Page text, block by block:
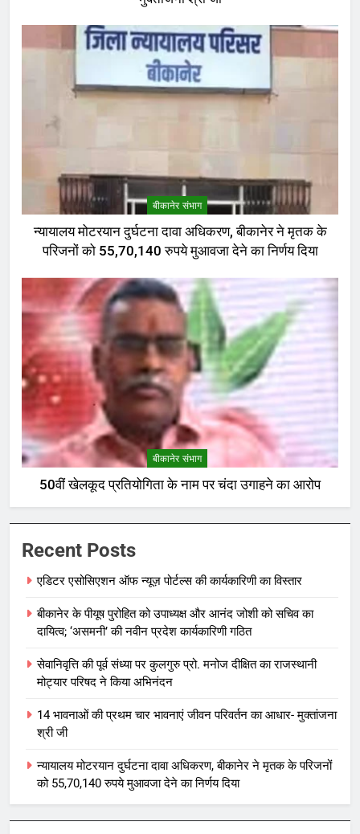
बीकानेर संभाग
न्यायालय मोटरयान दुर्घटना दावा अधिकरण, बीकानेर ने मृतक के
परिजनों को 55,70,140 रुपये मुआवजा देने का निर्णय दिया
बीकानेर संभाग
50वीं खेलकूद प्रतियोगिता के नाम पर चंदा उगाहने का आरोप
Recent Posts
एडिटर एसोसिएशन ऑफ न्यूज़ पोर्टल्स की कार्यकारिणी का विस्तार
बीकानेर के पीयूष पुरोहित को उपाध्यक्ष और आनंद जोशी को सचिव का
दायित्व; ‘असमनी’ की नवीन प्रदेश कार्यकारिणी गठित
सेवानिवृत्ति की पूर्व संध्या पर कुलगुरु प्रो. मनोज दीक्षित का राजस्थानी
मोट्यार परिषद ने किया अभिनंदन
14 भावनाओं की प्रथम चार भावनाएं जीवन परिवर्तन का आधार- मुक्तांजना
श्री जी
न्यायालय मोटरयान दुर्घटना दावा अधिकरण, बीकानेर ने मृतक के परिजनों
को 55,70,140 रुपये मुआवजा देने का निर्णय दिया